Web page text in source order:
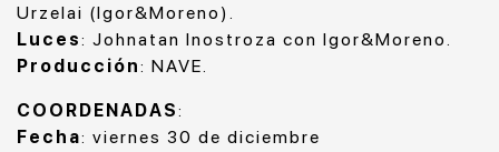
Urzelai (Igor&Moreno).
Luces: Johnatan Inostroza con Igor&Moreno.
Producción: NAVE.
COORDENADAS:
Fecha: viernes 30 de diciembre